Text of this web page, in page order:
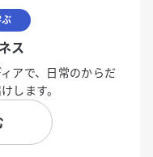
ス
アで、日常のからだ
します。